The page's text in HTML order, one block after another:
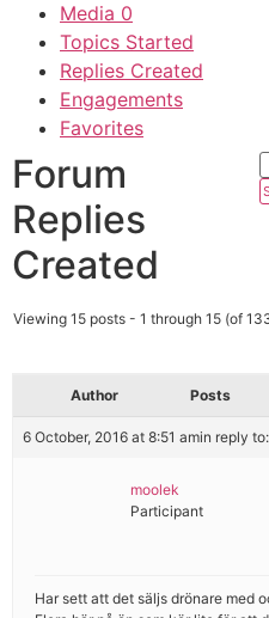
Media 0
Topics Started
Replies Created
Engagements
Favorites
Forum
Replies
Created
Viewing 15 posts - 1 through 15 (of
Author Posts
6 October, 2016 at 8:51 amin reply to:
moolek
Participant
Har sett att det säljs drönare med